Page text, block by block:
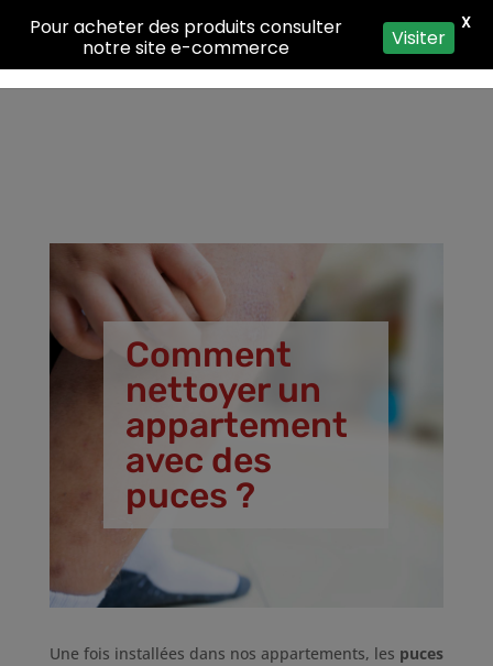
Comment
nettoyer un
appartement
avec des
puces ?
Une fois installées dans nos appartements, les puces
Pour acheter des produits consulter
notre site e-commerce
Visiter
X